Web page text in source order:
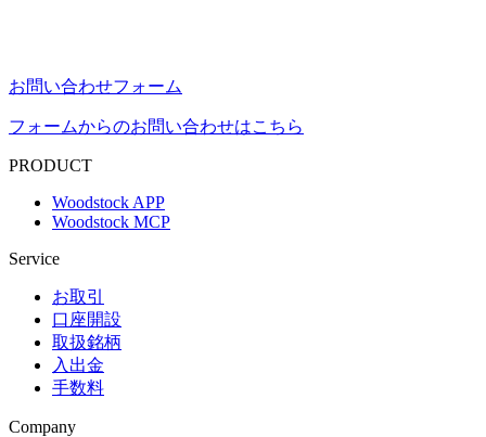
お問い合わせフォーム
フォームからのお問い合わせはこちら
PRODUCT
Woodstock APP
Woodstock MCP
Service
お取引
口座開設
取扱銘柄
入出金
手数料
Company